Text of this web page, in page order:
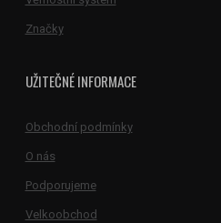
Značky
UŽITEČNÉ INFORMACE
Obchodní podmínky
O nás
Podporujeme
Velkoobchod